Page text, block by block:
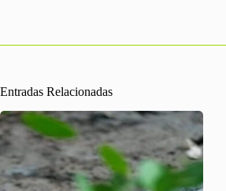
Entradas Relacionadas